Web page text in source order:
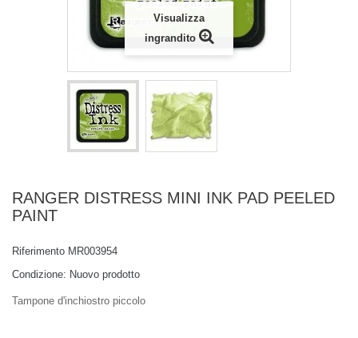
Visualizza
ingrandito
RANGER DISTRESS MINI INK PAD PEELED
PAINT
Riferimento MR003954
Condizione: Nuovo prodotto
Tampone d'inchiostro piccolo